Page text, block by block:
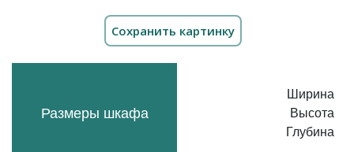
Размеры шкафа
Ширина
Высота
Глубина